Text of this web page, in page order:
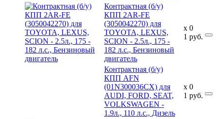
Контрактная (б/у)
КПП 2AR-FE
(3050042270) для
TOYOTA, LEXUS,
SCION - 2.5л., 175 -
182 л.с., Бензиновый
двигатель
x
1
0
руб.
Контрактная (б/у)
КПП AFN
(01N300036CX) для
AUDI, FORD, SEAT,
VOLKSWAGEN -
1.9л., 110 л.с., Дизель
x
1
0
руб.